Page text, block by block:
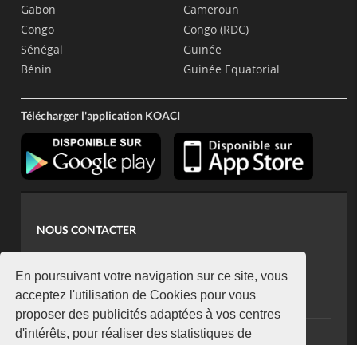
En poursuivant votre navigation sur ce site, vous
acceptez l'utilisation de Cookies pour vous
proposer des publicités adaptées à vos centres
d'intérêts, pour réaliser des statistiques de
Gabon
Congo
Sénégal
Bénin
Cameroun
Congo (RDC)
Guinée
Guinée Equatorial
Télécharger l'application KOACI
NOUS CONTACTER
koaci@yahoo.fr
+225 07 08 85 52 93